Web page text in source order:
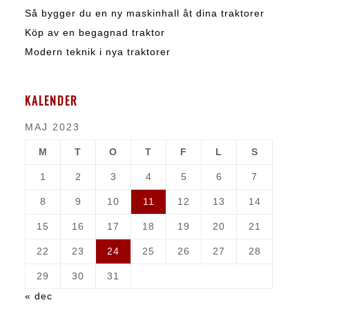
Så bygger du en ny maskinhall åt dina traktorer
Köp av en begagnad traktor
Modern teknik i nya traktorer
KALENDER
MAJ 2023
M T O T F L S
1 2 3 4 5 6 7
8 9 10 11 12 13 14
15 16 17 18 19 20 21
22 23 24 25 26 27 28
29 30
31
« dec